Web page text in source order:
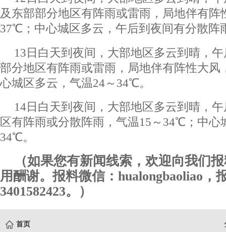
及东部部分地区有阵雨或雷雨，局地伴有阵
37℃；中心城区多云，午后到夜间有分散阵
13日白天到夜间，大部地区多云到晴，
部分地区有阵雨或雷雨，局地伴有阵性大
心城区多云，气温24～34℃。
14日白天到夜间，大部地区多云到晴，
区有阵雨或分散阵雨，气温15～34℃；中心
34℃。
（如果您有新闻线索，欢迎向我们
用酬谢。报料微信：hualongbaoliao，
3401582423。）
首页